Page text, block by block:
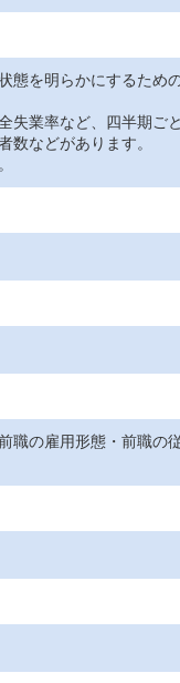
態を明らかにするため
失業率など、四半期ご
数などがあります。
職の雇用形態・前職の